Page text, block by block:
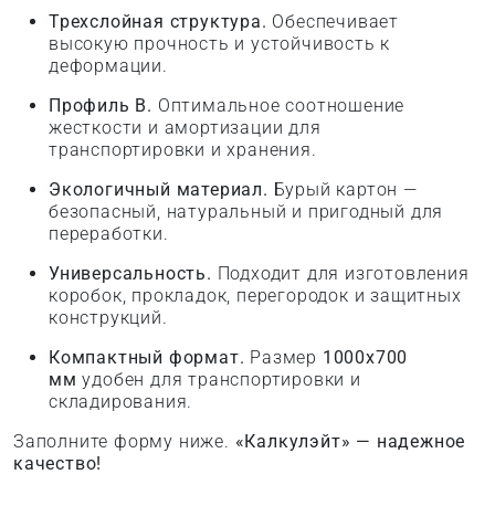
Трехслойная структура. Обеспечивает
высокую прочность и устойчивость к
деформации.
Профиль B. Оптимальное соотношение
жесткости и амортизации для
транспортировки и хранения.
Экологичный материал. Бурый картон —
безопасный, натуральный и пригодный для
переработки.
Универсальность. Подходит для изготовления
коробок, прокладок, перегородок и защитных
конструкций.
Компактный формат. Размер 1000x700
мм удобен для транспортировки и
складирования.
Заполните форму ниже. «Калкулэйт» — надежное
качество!